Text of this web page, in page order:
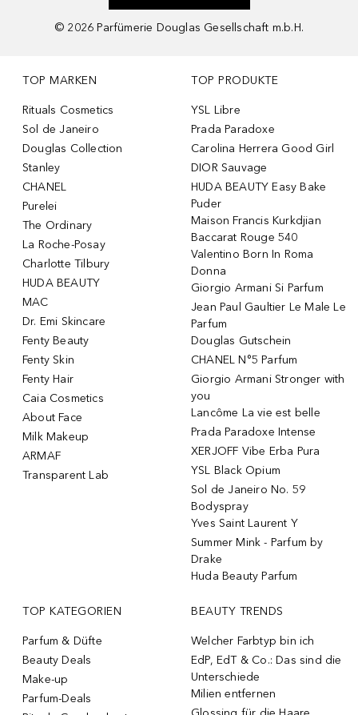
© 2026 Parfümerie Douglas Gesellschaft m.b.H.
TOP MARKEN
Rituals Cosmetics
Sol de Janeiro
Douglas Collection
Stanley
CHANEL
Purelei
The Ordinary
La Roche-Posay
Charlotte Tilbury
HUDA BEAUTY
MAC
Dr. Emi Skincare
Fenty Beauty
Fenty Skin
Fenty Hair
Caia Cosmetics
About Face
Milk Makeup
ARMAF
Transparent Lab
TOP PRODUKTE
YSL Libre
Prada Paradoxe
Carolina Herrera Good Girl
DIOR Sauvage
HUDA BEAUTY Easy Bake
Puder
Maison Francis Kurkdjian
Baccarat Rouge 540
Valentino Born In Roma
Donna
Giorgio Armani Si Parfum
Jean Paul Gaultier Le Male Le
Parfum
Douglas Gutschein
CHANEL N°5 Parfum
Giorgio Armani Stronger with
you
Lancôme La vie est belle
Prada Paradoxe Intense
XERJOFF Vibe Erba Pura
YSL Black Opium
Sol de Janeiro No. 59
Bodyspray
Yves Saint Laurent Y
Summer Mink - Parfum by
Drake
Huda Beauty Parfum
TOP KATEGORIEN
Parfum & Düfte
Beauty Deals
Make-up
Parfum-Deals
BEAUTY TRENDS
Welcher Farbtyp bin ich
EdP, EdT & Co.: Das sind die
Unterschiede
Milien entfernen